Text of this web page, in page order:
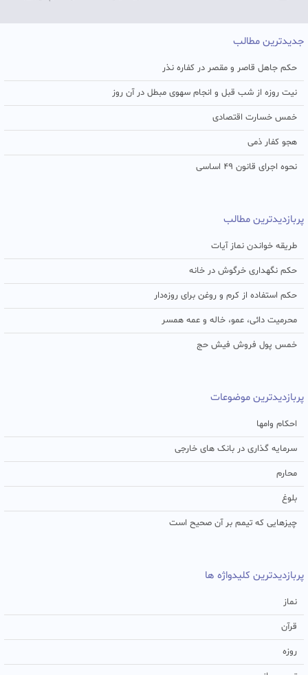
جدیدترین مطالب
حکم جاهل قاصر و مقصر در کفاره نذر
نیت روزه از شب قبل و انجام سهوی مبطل در آن روز
خمس خسارت اقتصادی
هجو کفار ذمی
نحوه اجرای قانون ۴۹ اساسی
پربازدیدترین مطالب
طریقه خواندن نماز آیات
حکم نگهداری خرگوش در خانه
حکم استفاده از کرم و روغن برای روزه‌دار
محرمیت دائی، عمو، خاله و عمه همسر
خمس پول فروش فیش حج
پربازدیدترین موضوعات
احکام وامها
سرمایه گذاری در بانک های خارجی
محارم
بلوغ
چیزهایی که تیمم بر آن صحیح است
پربازدیدترین کلیدواژه ها
نماز
قرآن
روزه